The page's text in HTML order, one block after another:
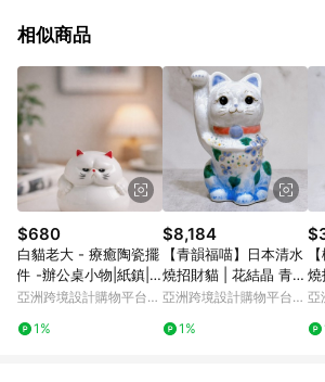
行為，不具贈點資格，部分退款不在此限。 6.
貨後 45 天後發送。 8. 群眾募資商品，禮物卡，
運費，攤位費等不具贈點資格。 9. LINE 購物站
顏色、價位、贈品如與 Pinkoi 商品資訊頁及購物
Pinkoi 購物商品資訊頁及購物車標示為準。 10.
則請以點數紅包活動說明為準。 11. 若於 LINE
頁面後才首次下載 Pinkoi APP 並完成訂單，不
上，首次下載 Pinkoi APP 後，需透過 LINE 購
面，方享導購資格。
相似商品
$680
白貓老大 - 療癒陶瓷擺
件 -辦公桌小物|紙鎮|
茶桌擺件|禮物
亞洲跨境設計購物平台
1%
$8,184
【青韻福喵】日本清水
燒招財貓 | 花結晶 青白
体花
亞洲跨境設計購物平台
1%
燒
號
亞